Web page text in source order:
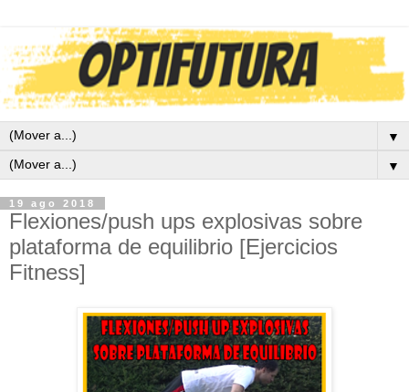
▼
▼
19 ago 2018
Flexiones/push ups explosivas sobre
plataforma de equilibrio [Ejercicios
Fitness]